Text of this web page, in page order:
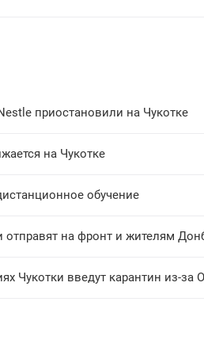
приостановили на Чукотке
на Чукотке
обучение
на фронт и жителям
Чукотки введут карантин из-за